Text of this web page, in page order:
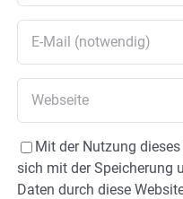
Mit der Nutzung
sich mit der Speicherung
Daten durch diese